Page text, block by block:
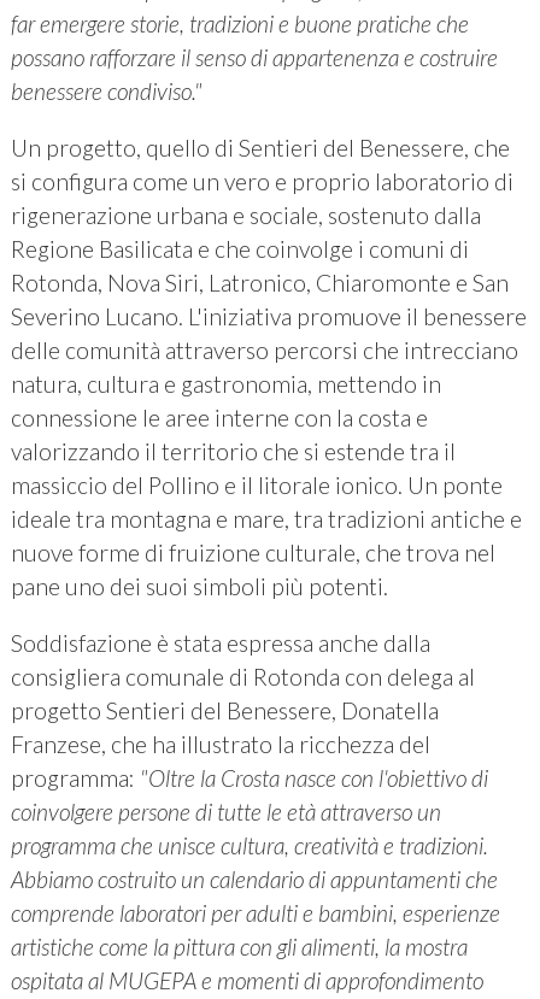
far emergere storie, tradizioni e buone pratiche che
possano rafforzare il senso di appartenenza e costruire
benessere condiviso."
Un progetto, quello di Sentieri del Benessere, che
si configura come un vero e proprio laboratorio di
rigenerazione urbana e sociale, sostenuto dalla
Regione Basilicata e che coinvolge i comuni di
Rotonda, Nova Siri, Latronico, Chiaromonte e San
Severino Lucano. L'iniziativa promuove il benessere
delle comunità attraverso percorsi che intrecciano
natura, cultura e gastronomia, mettendo in
connessione le aree interne con la costa e
valorizzando il territorio che si estende tra il
massiccio del Pollino e il litorale ionico. Un ponte
ideale tra montagna e mare, tra tradizioni antiche e
nuove forme di fruizione culturale, che trova nel
pane uno dei suoi simboli più potenti.
Soddisfazione è stata espressa anche dalla
consigliera comunale di Rotonda con delega al
progetto Sentieri del Benessere, Donatella
Franzese, che ha illustrato la ricchezza del
programma: "Oltre la Crosta nasce con l'obiettivo di
coinvolgere persone di tutte le età attraverso un
programma che unisce cultura, creatività e tradizioni.
Abbiamo costruito un calendario di appuntamenti che
comprende laboratori per adulti e bambini, esperienze
artistiche come la pittura con gli alimenti, la mostra
ospitata al MUGEPA e momenti di approfondimento